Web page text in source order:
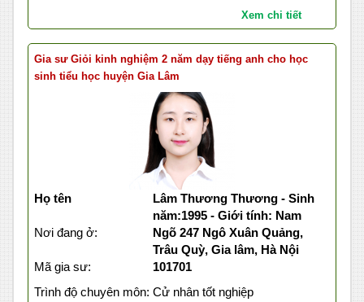
Xem chi tiết
Gia sư Giỏi kinh nghiệm 2 năm dạy tiếng anh cho học
sinh tiểu học huyện Gia Lâm
Họ tên
Lâm Thương Thương - Sinh
năm:1995 - Giới tính: Nam
Nơi đang ở:
Ngõ 247 Ngô Xuân Quảng,
Trâu Quỳ, Gia lâm, Hà Nội
Mã gia sư:
101701
Trình độ chuyên môn: Cử nhân tốt nghiệp